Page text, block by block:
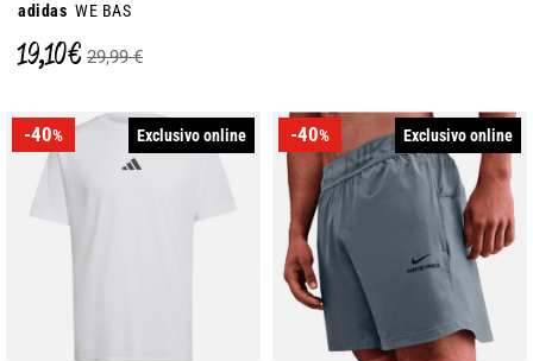
adidas WE BAS
19,10 € 29,99 €
-40% Exclusivo online -40% Exclusivo online